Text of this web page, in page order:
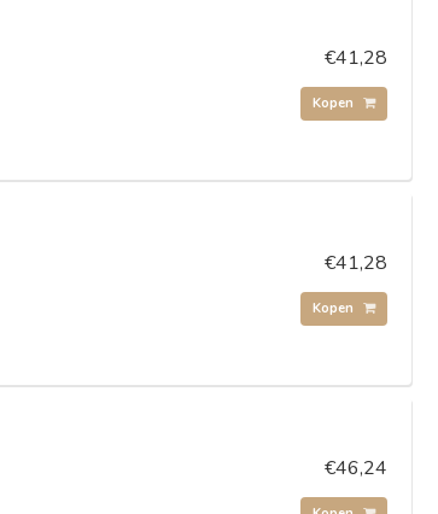
€41,28
Kopen
€41,28
Kopen
€46,24